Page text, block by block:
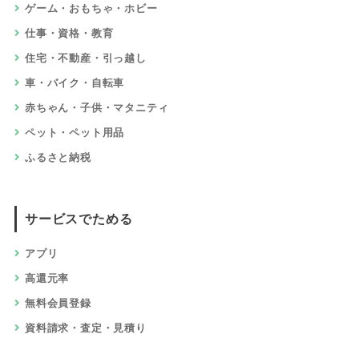
ゲーム・おもちゃ・ホビー
仕事・資格・教育
住宅・不動産・引っ越し
車・バイク・自転車
赤ちゃん・子供・マタニティ
ペット・ペット用品
ふるさと納税
サービスでためる
アプリ
高還元率
無料会員登録
資料請求・査定・見積り